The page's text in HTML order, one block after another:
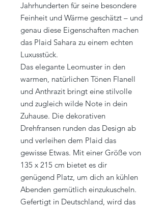
Jahrhunderten für seine besondere
Feinheit und Wärme geschätzt – und
genau diese Eigenschaften machen
das Plaid Sahara zu einem echten
Luxusstück.
Das elegante Leomuster in den
warmen, natürlichen Tönen Flanell
und Anthrazit bringt eine stilvolle
und zugleich wilde Note in dein
Zuhause. Die dekorativen
Drehfransen runden das Design ab
und verleihen dem Plaid das
gewisse Etwas. Mit einer Größe von
135 x 215 cm bietet es dir
genügend Platz, um dich an kühlen
Abenden gemütlich einzukuscheln.
Gefertigt in Deutschland, wird das